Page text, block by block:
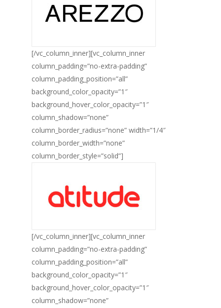
[/vc_column_inner][vc_column_inner
column_padding=”no-extra-padding”
column_padding_position=”all”
background_color_opacity=”1″
background_hover_color_opacity=”1″
column_shadow=”none”
column_border_radius=”none” width=”1/4″
column_border_width=”none”
column_border_style=”solid”]
[/vc_column_inner][vc_column_inner
column_padding=”no-extra-padding”
column_padding_position=”all”
background_color_opacity=”1″
background_hover_color_opacity=”1″
column_shadow=”none”